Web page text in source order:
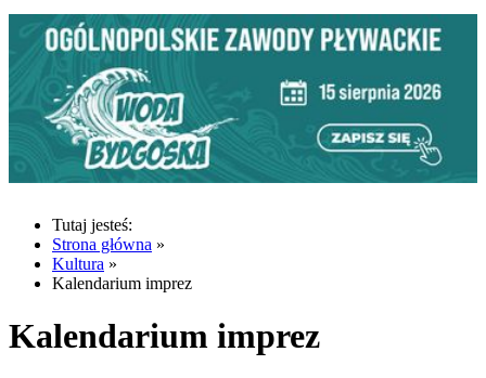
Tutaj jesteś:
Strona główna »
Kultura »
Kalendarium imprez
Kalendarium imprez